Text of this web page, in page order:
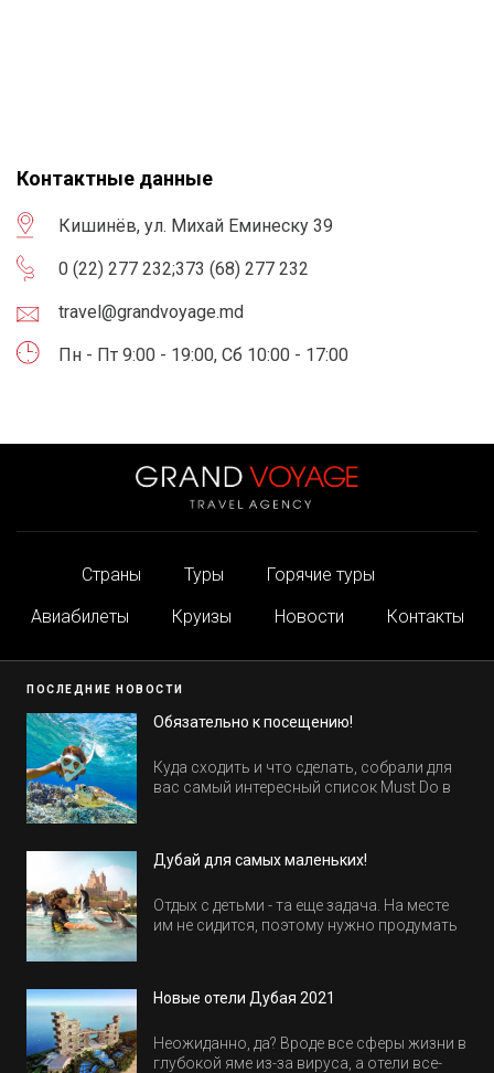
Контактные данные
Кишинёв, ул. Михай Еминеску 39
0 (22) 277 232;373 (68) 277 232
travel@grandvoyage.md
Пн - Пт 9:00 - 19:00, Сб 10:00 - 17:00
Страны Туры
Горячие туры
Авиабилеты
Круизы Новости Контакты
ПОСЛЕДНИЕ НОВОСТИ
Обязательно к посещению!
Куда сходить и что сделать, собрали для
вас самый интересный список Must Do в
Дубай для самых маленьких!
Отдых с детьми - та еще задача. На месте
им не сидится, поэтому нужно продумать
Новые отели Дубая 2021
Неожиданно, да? Вроде все сферы жизни в
глубокой яме из-за вируса, а отели все-